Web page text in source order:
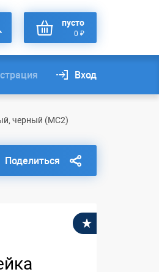
пусто
0 ₽
Вход
черный (MC2)
Поделиться